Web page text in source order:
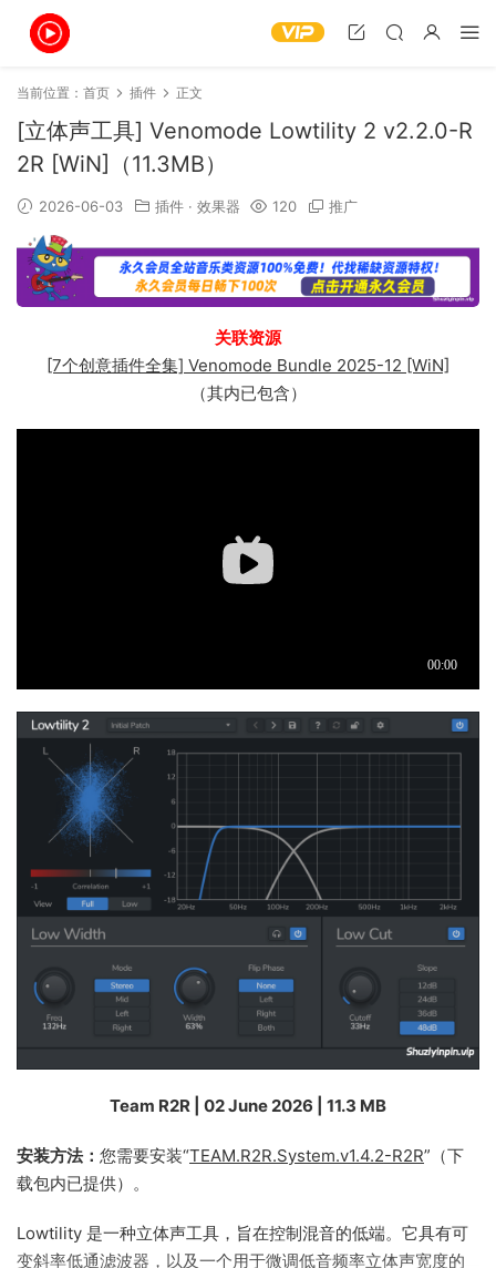
当前位置： 首页 插件 正文
[立体声工具] Venomode Lowtility 2 v2.2.0-R
2R [WiN]（11.3MB）
2026-06-03 插件 · 效果器 120 推广
关联资源
[7个创意插件全集] Venomode Bundle 2025-12 [WiN]
（其内已包含）
Team R2R | 02 June 2026 | 11.3 MB
安装方法： 您需要安装“TEAM.R2R.System.v1.4.2-R2R”（下
载包内已提供）。
Lowtility 是一种立体声工具，旨在控制混音的低端。它具有可
变斜率低通滤波器，以及一个用于微调低音频率立体声宽度的